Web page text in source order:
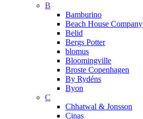
B
Bamburino
Beach House Company
Belid
Bergs Potter
blomus
Bloomingville
Broste Copenhagen
By Rydéns
Byon
C
Chhatwal & Jonsson
Cinas